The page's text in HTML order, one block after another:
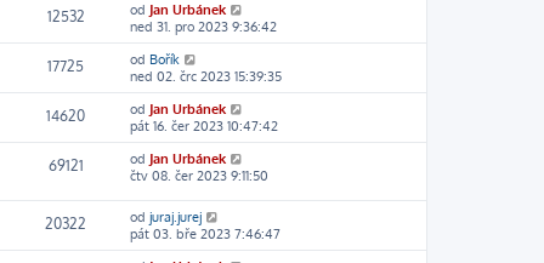
12532 od Jan Urbánek
ned 31. pro 2023 9:36:42
17725 od Bořík
ned 02. črc 2023 15:39:35
14620 od Jan Urbánek
pát 16. čer 2023 10:47:42
69121 od Jan Urbánek
čtv 08. čer 2023 9:11:50
20322 od juraj.jurej
pát 03. bře 2023 7:46:47